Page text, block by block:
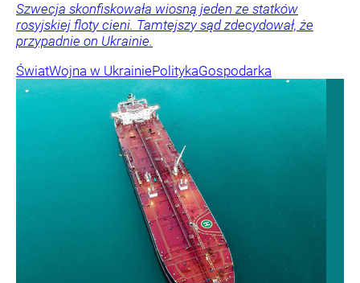
Szwecja skonfiskowała wiosną jeden ze statków
rosyjskiej floty cieni. Tamtejszy sąd zdecydował, że
przypadnie on Ukrainie.
ŚwiatWojna w UkrainiePolitykaGospodarka